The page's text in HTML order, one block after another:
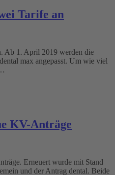
Tarife an
Ab 1. April 2019 werden die
max angepasst. Um wie viel
KV-Anträge
Erneuert wurde mit Stand
und der Antrag dental. Beide